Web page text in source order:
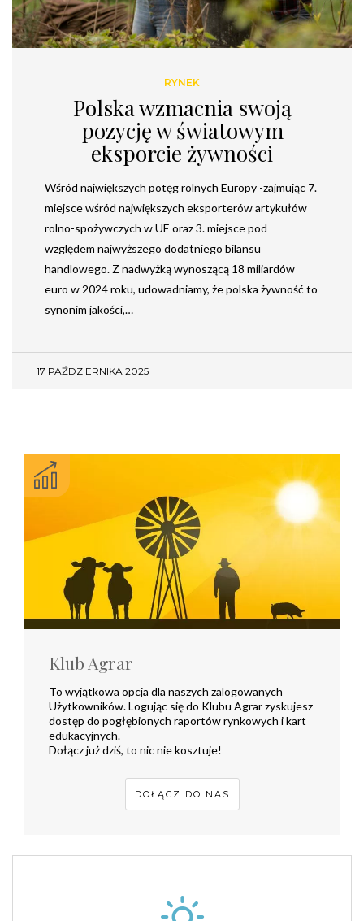
RYNEK
Polska wzmacnia swoją
pozycję w światowym
eksporcie żywności
Wśród największych potęg rolnych Europy -zajmując 7.
miejsce wśród największych eksporterów artykułów
rolno-spożywczych w UE oraz 3. miejsce pod
względem najwyższego dodatniego bilansu
handlowego. Z nadwyżką wynoszącą 18 miliardów
euro w 2024 roku, udowadniamy, że polska żywność to
synonim jakości,…
17 PAŹDZIERNIKA 2025
Klub Agrar
To wyjątkowa opcja dla naszych zalogowanych
Użytkowników. Logując się do Klubu Agrar zyskujesz
dostęp do pogłębionych raportów rynkowych i kart
edukacyjnych.
Dołącz już dziś, to nic nie kosztuje!
DOŁĄCZ DO NAS